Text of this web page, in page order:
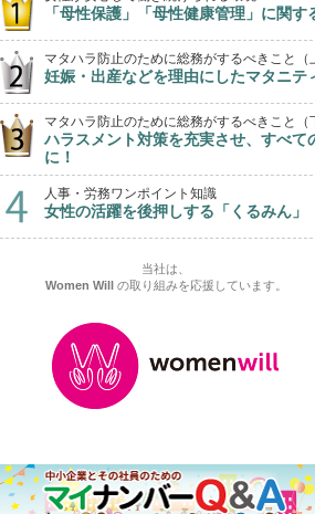
「母性保護」「母性健康管理」に関
マタハラ防止のために総務がするべきこと（
妊娠・出産などを理由にしたマタニテ
マタハラ防止のために総務がするべきこと（
ハラスメント対策を充実させ、すべて
に！
人事・労務ワンポイント知識
女性の活躍を後押しする「くるみん」
当社は、
Women Will
の取り組みを応援しています。